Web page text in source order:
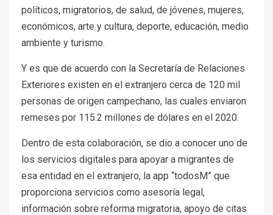
políticos, migratorios, de salud, de jóvenes, mujeres,
económicos, arte y cultura, deporte, educación, medio
ambiente y turismo.
Y es que de acuerdo con la Secretaría de Relaciones
Exteriores existen en el extranjero cerca de 120 mil
personas de origen campechano, las cuales enviaron
remeses por 115.2 millones de dólares en el 2020.
Dentro de esta colaboración, se dio a conocer uno de
los servicios digitales para apoyar a migrantes de
esa entidad en el extranjero, la app “todosM” que
proporciona servicios como asesoría legal,
información sobre reforma migratoria, apoyo de citas